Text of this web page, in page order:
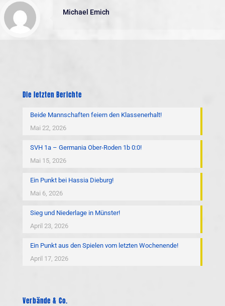
Michael Emich
Die letzten Berichte
Beide Mannschaften feiern den Klassenerhalt!
Mai 22, 2026
SVH 1a – Germania Ober-Roden 1b 0:0!
Mai 15, 2026
Ein Punkt bei Hassia Dieburg!
Mai 6, 2026
Sieg und Niederlage in Münster!
April 23, 2026
Ein Punkt aus den Spielen vom letzten Wochenende!
April 17, 2026
Verbände & Co.